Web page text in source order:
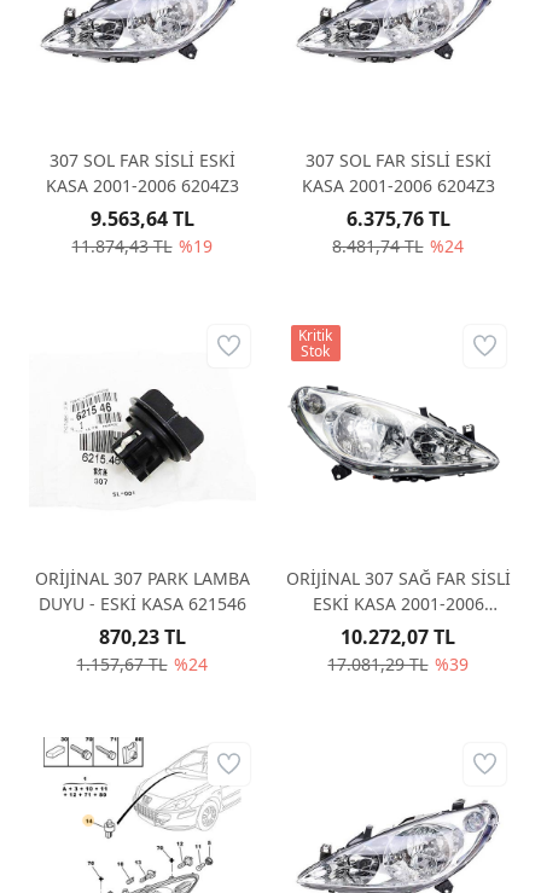
307 SOL FAR SİSLİ ESKİ
KASA 2001-2006 6204Z3
11.874,43 TL %19
9.563,64 TL
307 SOL FAR SİSLİ ESKİ
KASA 2001-2006 6204Z3
8.481,74 TL %24
6.375,76 TL
ORİJİNAL 307 PARK LAMBA
DUYU - ESKİ KASA 621546
1.157,67 TL %24
870,23 TL
ORİJİNAL 307 SAĞ FAR SİSLİ
ESKİ KASA 2001-2006
6205Z3
17.081,29 TL %39
10.272,07 TL
Kritik
Stok